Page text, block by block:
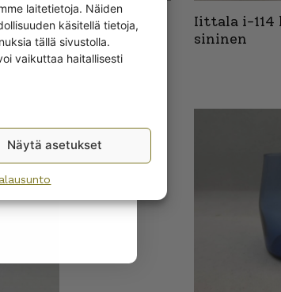
laitetietoja. Näiden
käsitellä tietoja,
tällä sivustolla.
vaikuttaa haitallisesti
Näytä asetukset
lasi, 25 cl,
Iittala
Iittala i-114
sininen
receiving messages from
read and accepted